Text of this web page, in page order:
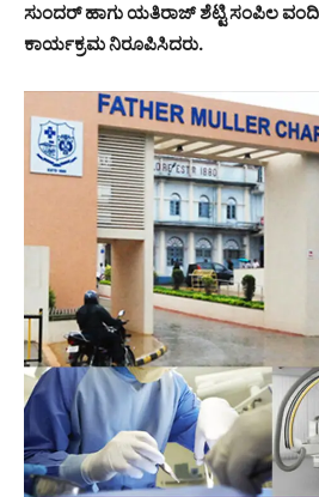
ಸುಂದರ್ ಹಾಗು ಯತಿರಾಜ್ ಶೆಟ್ಟಿ ಸಂಪಿಲ
ಕಾರ್ಯಕ್ರಮ ನಿರೂಪಿಸಿದರು.